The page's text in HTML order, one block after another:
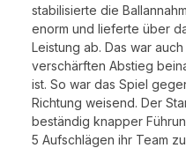
stabilisierte die
enorm und lieferte über
Leistung ab. Das war
verschärften Abstieg
ist. So war das Spiel
Richtung weisend. Der
beständig knapper
5 Aufschlägen ihr Team